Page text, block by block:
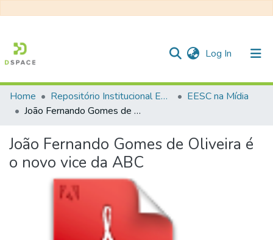
Log In (current)
Communities & Collections
Statistics
Home Repositório Institucional EESC
EESC na Mídia
João Fernando Gomes de Oliveira é o novo vice da ABC
João Fernando Gomes de Oliveira é
o novo vice da ABC